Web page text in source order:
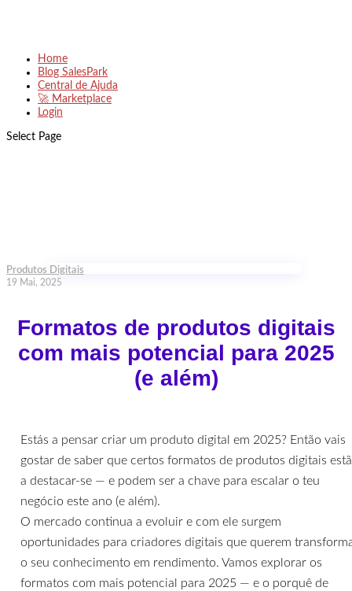
Home
Blog SalesPark
Central de Ajuda
🚀 Marketplace
Login
Select Page
Produtos Digitais
19 Mai, 2025
Formatos de produtos digitais
com mais potencial para 2025
(e além)
Estás a pensar criar um produto digital em 2025? Então vais
gostar de saber que certos formatos de produtos digitais
a destacar-se — e podem ser a chave para escalar o teu
negócio este ano (e além).
O mercado continua a evoluir e com ele surgem
oportunidades para criadores digitais que querem
o seu conhecimento em rendimento. Vamos explorar os
formatos com mais potencial para 2025 — e o porquê de